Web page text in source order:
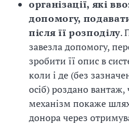
організації, які
допомогу,
після її розподілу.
завезла допомогу,
зробити її опис в
коли і де (без
осіб) роздано
механізм покаже
донора через